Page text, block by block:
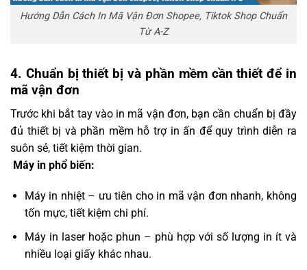
Hướng Dẫn Cách In Mã Vận Đơn Shopee, Tiktok Shop Chuẩn
Từ A-Z
4. Chuẩn bị thiết bị và phần mềm cần thiết để in
mã vận đơn
Trước khi bắt tay vào in mã vận đơn, bạn cần chuẩn bị đầy
đủ thiết bị và phần mềm hỗ trợ in ấn để quy trình diễn ra
suôn sẻ, tiết kiệm thời gian.
Máy in phổ biến:
Máy in nhiệt – ưu tiên cho in mã vận đơn nhanh, không
tốn mực, tiết kiệm chi phí.
Máy in laser hoặc phun – phù hợp với số lượng in ít và
nhiều loại giấy khác nhau.